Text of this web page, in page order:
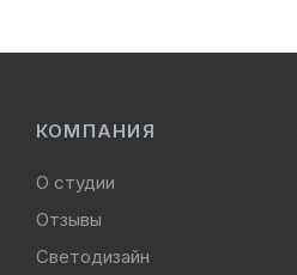
КОМПАНИЯ
О студии
Отзывы
Светодизайн